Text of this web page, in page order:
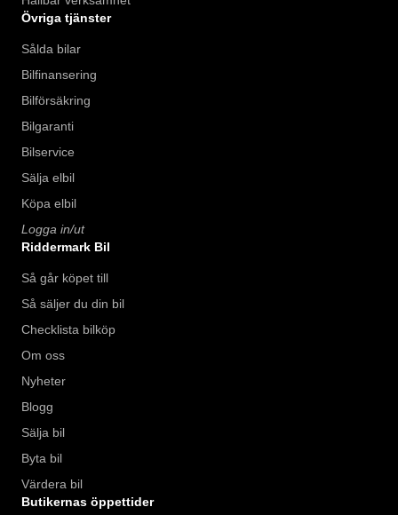
Övriga tjänster
Sålda bilar
Bilfinansering
Bilförsäkring
Bilgaranti
Bilservice
Sälja elbil
Köpa elbil
Logga in/ut
Riddermark Bil
Så går köpet till
Så säljer du din bil
Checklista bilköp
Om oss
Nyheter
Blogg
Sälja bil
Byta bil
Värdera bil
Butikernas öppettider